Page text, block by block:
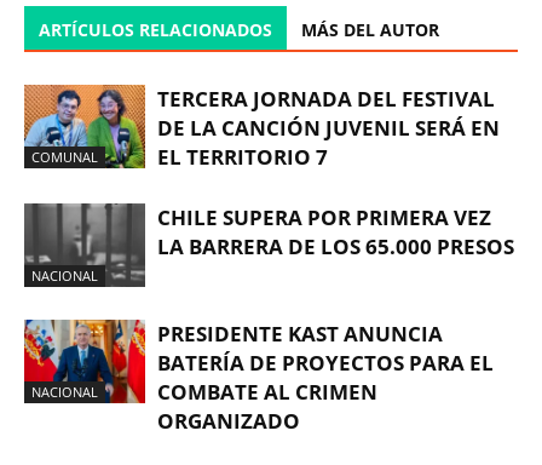
ARTÍCULOS RELACIONADOS MÁS DEL AUTOR
COMUNAL
TERCERA JORNADA DEL FESTIVAL
DE LA CANCIÓN JUVENIL SERÁ EN
EL TERRITORIO 7
NACIONAL
CHILE SUPERA POR PRIMERA VEZ
LA BARRERA DE LOS 65.000 PRESOS
NACIONAL
PRESIDENTE KAST ANUNCIA
BATERÍA DE PROYECTOS PARA EL
COMBATE AL CRIMEN
ORGANIZADO